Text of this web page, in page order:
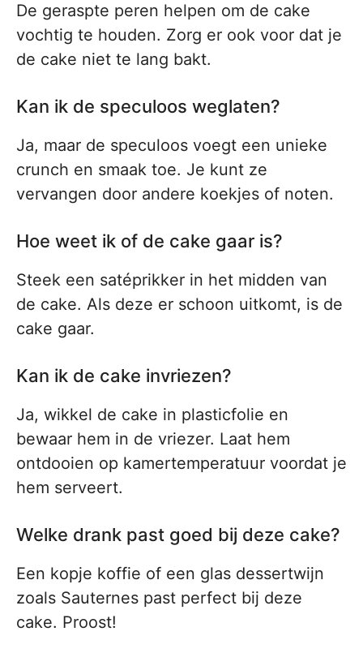
De geraspte peren helpen om de cake
vochtig te houden. Zorg er ook voor dat je
de cake niet te lang bakt.
Kan ik de speculoos weglaten?
Ja, maar de speculoos voegt een unieke
crunch en smaak toe. Je kunt ze
vervangen door andere koekjes of noten.
Hoe weet ik of de cake gaar is?
Steek een satéprikker in het midden van
de cake. Als deze er schoon uitkomt, is de
cake gaar.
Kan ik de cake invriezen?
Ja, wikkel de cake in plasticfolie en
bewaar hem in de vriezer. Laat hem
ontdooien op kamertemperatuur voordat je
hem serveert.
Welke drank past goed bij deze cake?
Een kopje koffie of een glas dessertwijn
zoals Sauternes past perfect bij deze
cake. Proost!